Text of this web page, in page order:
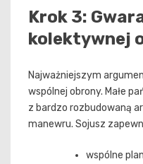
Krok 3:
kolektywnej
Najważniejszym
wspólnej obrony. Małe
z bardzo rozbudowaną
manewru. Sojusz
wspólne